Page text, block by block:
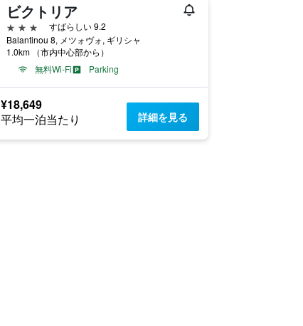
ビクトリア
3つ星
すばらしい 9.2
Balantinou 8, メツォヴォ, ギリシャ
1.0km （市内中心部から）
無料Wi-Fi
Parking
¥18,649
平均一泊当たり 詳細を見る